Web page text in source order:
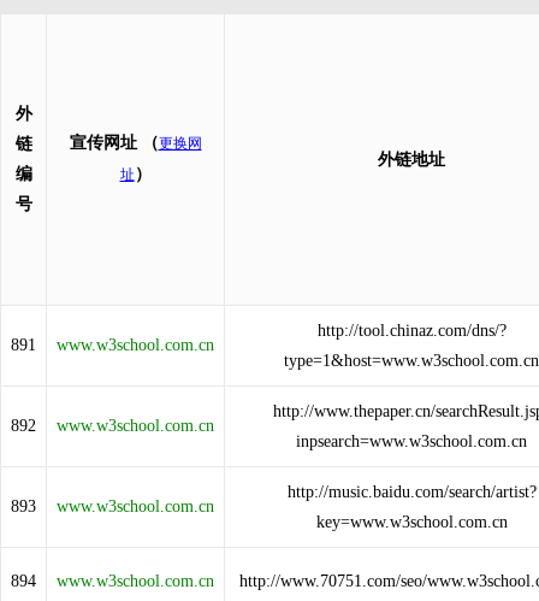
外
链
编
号
宣传网址 （更换网
址 ）
外链地址
891 www.w3school.com.cn
http://tool.chinaz.com/dns/?
type=1&host=www.w3school.com.cn
892 www.w3school.com.cn
http://www.thepaper.cn/
inpsearch=www.w3school.com.cn
893 www.w3school.com.cn
http://music.baidu.com/search/artist?
key=www.w3school.com.cn
894 www.w3school.com.cn http://www.70751.com/seo/